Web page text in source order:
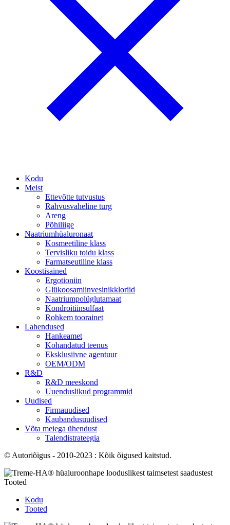
Kodu
Meist
Ettevõtte tutvustus
Rahvusvaheline turg
Areng
Põhiliige
Naatriumhüaluronaat
Kosmeetiline klass
Tervisliku toidu klass
Farmatseutiline klass
Koostisained
Ergotioniin
Glükoosamiinvesinikkloriid
Naatriumpolüglutamaat
Kondroitiinsulfaat
Rohkem toorainet
Lahendused
Hankeamet
Kohandatud teenus
Eksklusiivne agentuur
OEM/ODM
R&D
R&D meeskond
Uuenduslikud programmid
Uudised
Firmauudised
Kaubandusuudised
Võta meiega ühendust
Talendistrateegia
© Autoriõigus - 2010-2023 : Kõik õigused kaitstud.
Tooted
Kodu
Tooted